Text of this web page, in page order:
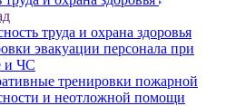
труда и охрана здоровья
эвакуации персонала при
и ЧС
тренировки пожарной
и неотложной помощи